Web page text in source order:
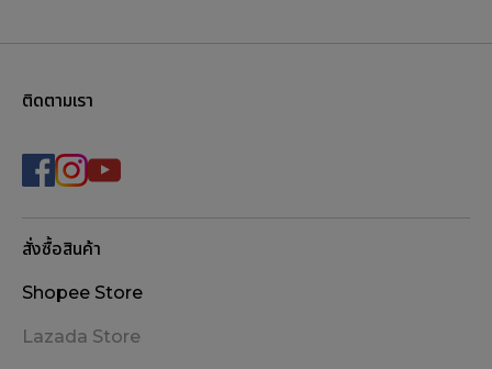
ติดตามเรา
สั่งซื้อสินค้า
Shopee Store
Lazada Store